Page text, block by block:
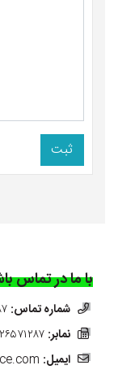
ثبت
با ما در تماس
شماره تماس:
نمابر:
ایمیل: